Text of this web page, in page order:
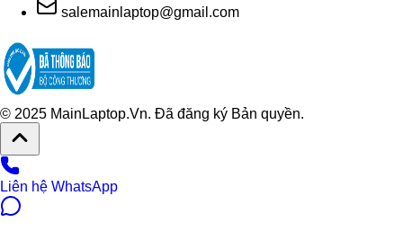
salemainlaptop@gmail.com
© 2025 MainLaptop.Vn. Đã đăng ký Bản quyền.
Liên hệ WhatsApp